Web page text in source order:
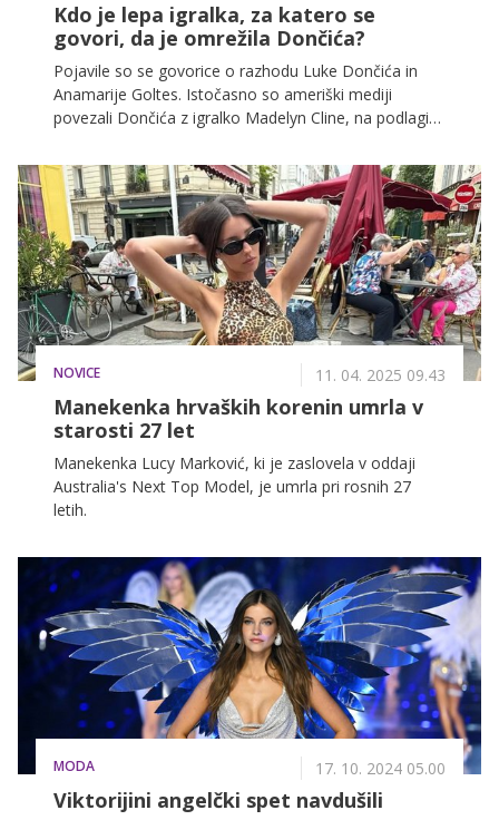
Kdo je lepa igralka, za katero se
govori, da je omrežila Dončića?
Pojavile so se govorice o razhodu Luke Dončića in
Anamarije Goltes. Istočasno so ameriški mediji
povezali Dončića z igralko Madelyn Cline, na podlagi
a mi smo kljub temu preverili, kdo je lepotica, ki naj bi
omrežila Dončića.
NOVICE 11. 04. 2025 09.43
Manekenka hrvaških korenin umrla v
starosti 27 let
Manekenka Lucy Marković, ki je zaslovela v oddaji
Australia's Next Top Model, je umrla pri rosnih 27
letih.
MODA 17. 10. 2024 05.00
Viktorijini angelčki spet navdušili